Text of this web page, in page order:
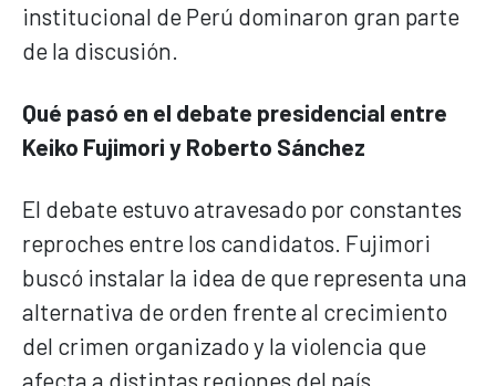
institucional de Perú dominaron gran parte
de la discusión.
Qué pasó en el debate presidencial entre
Keiko Fujimori y Roberto Sánchez
El debate estuvo atravesado por constantes
reproches entre los candidatos. Fujimori
buscó instalar la idea de que representa una
alternativa de orden frente al crecimiento
del crimen organizado y la violencia que
afecta a distintas regiones del país.